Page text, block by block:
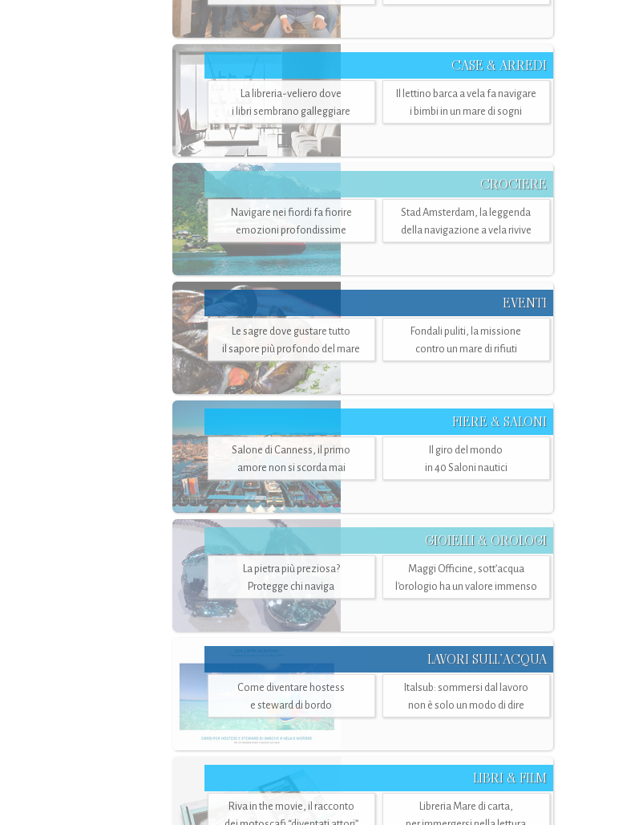
CASE & ARREDI
La libreria-veliero dove
i libri sembrano galleggiare
Il lettino barca a vela fa navigare
i bimbi in un mare di sogni
CROCIERE
Navigare nei fiordi fa fiorire
emozioni profondissime
Stad Amsterdam, la leggenda
della navigazione a vela rivive
EVENTI
Le sagre dove gustare tutto
il sapore più profondo del mare
Fondali puliti, la missione
contro un mare di rifiuti
FIERE & SALONI
Salone di Canness, il primo
amore non si scorda mai
Il giro del mondo
in 40 Saloni nautici
GIOIELLI & OROLOGI
La pietra più preziosa?
Protegge chi naviga
Maggi Officine, sott’acqua
l'orologio ha un valore immenso
LAVORI SULL’ACQUA
Come diventare hostess
e steward di bordo
Italsub: sommersi dal lavoro
non è solo un modo di dire
LIBRI & FILM
Riva in the movie, il racconto
Libreria Mare di carta,